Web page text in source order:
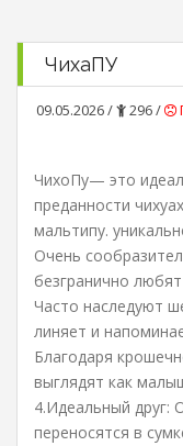
ЧихаПУ
09.05.2026 / 296 /
ЧихоПу— это
преданности
мальтипу.
Очень
безгранично
Часто наследуют
линяет и
Благодаря
выглядят как
4.Идеальный друг:
переносятся в